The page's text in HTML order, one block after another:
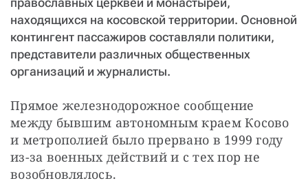
находящихся на косовской территории. Основной
контингент пассажиров составляли политики,
представители различных общественных
организаций и журналисты.
Прямое железнодорожное сообщение
между бывшим автономным краем Косово
и метрополией было прервано в 1999 году
из-за военных действий и с тех пор не
возобновлялось.